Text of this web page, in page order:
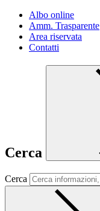
Albo online
Amm. Trasparente
Area riservata
Contatti
Cerca
Cerca